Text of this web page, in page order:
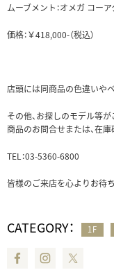
ムーブメント：オメガ コー
価格：￥418,000-（税込）
店頭には同商品の色違いや
その他、お探しのモデル等
商品のお問合せまたは、在
TEL：03-5360-6800
皆様のご来店を心よりお待
CATEGORY： 1F
FacebookInstagram